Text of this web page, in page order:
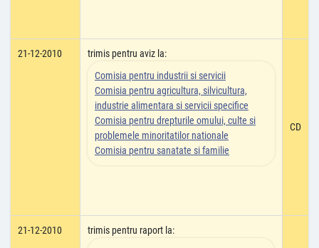
21-12-2010
trimis pentru aviz la:
Comisia pentru industrii si servicii
Comisia pentru agricultura, silvicultura,
industrie alimentara si servicii specifice
Comisia pentru drepturile omului, culte si
problemele minoritatilor nationale
Comisia pentru sanatate si familie
CD
21-12-2010
trimis pentru raport la: